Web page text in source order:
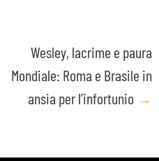
Wesley, lacrime e paura
Mondiale: Roma e Brasile in
ansia per l’infortunio →